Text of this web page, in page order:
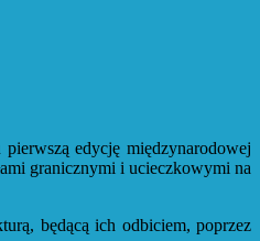
edycję międzynarodowej
granicznymi i ucieczkowymi na
będącą ich odbiciem, poprzez